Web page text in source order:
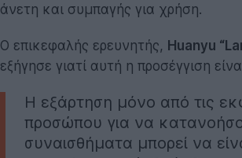
άνετη και συμπαγής για χρήση.
Ο επικεφαλής ερευνητής, Huanyu
εξήγησε γιατί αυτή η προσέγγιση
Η εξάρτηση μόνο από τις
προσώπου για να
συναισθήματα μπορεί να